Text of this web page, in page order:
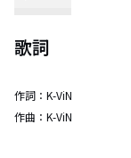
歌詞
作詞： K-ViN
作曲： K-ViN